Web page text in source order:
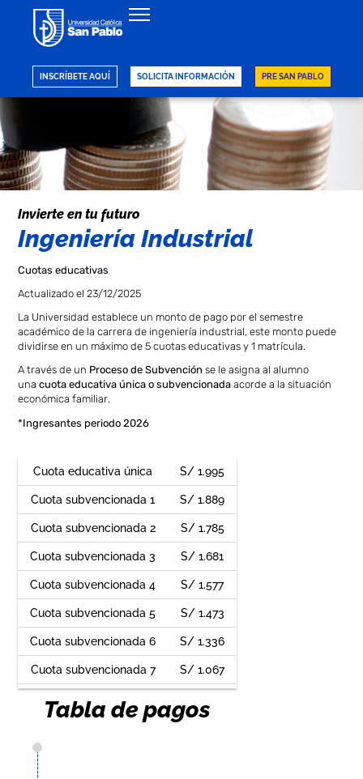
INSCRÍBETE AQUÍ SOLICITA INFORMACIÓN PRE SAN PABLO
Invierte en tu futuro
Ingeniería Industrial
Cuotas educativas
Actualizado el 23/12/2025
La Universidad establece un monto de pago por el semestre
académico de la carrera de ingeniería industrial, este monto puede
dividirse en un máximo de 5 cuotas educativas y 1 matrícula.
A través de un Proceso de Subvención se le asigna al alumno
unacuota educativa única o subvencionada acorde a la situación
económica familiar.
*Ingresantes periodo 2026
Cuota educativa única S/ 1.995
Cuota subvencionada 1 S/ 1.889
Cuota subvencionada 2 S/ 1.785
Cuota subvencionada 3 S/ 1.681
Cuota subvencionada 4 S/ 1.577
Cuota subvencionada 5 S/ 1.473
Cuota subvencionada 6 S/ 1.336
Cuota subvencionada 7 S/ 1.067
Tabla de pagos